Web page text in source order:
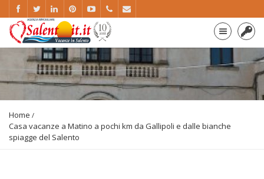
Home
Casa vacanze a Matino a pochi km da Gallipoli e dalle bianche
spiagge del Salento